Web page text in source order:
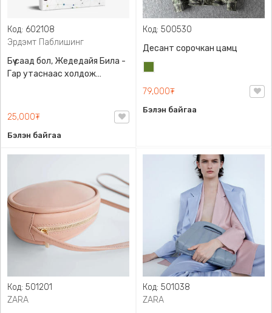
Код: 602108
Эрдэмт Паблишинг
Бүү саад бол, Жедедайя Била -
Гар утаснаас холдож
9789919235192
25,000₮
Бэлэн байгаа
Код: 500530
Десант сорочкан цамц
79,000₮
Бэлэн байгаа
Код: 501201
ZARA
Код: 501038
ZARA